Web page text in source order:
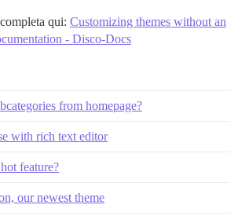
qui: Customizing themes without an
- Disco-Docs
from homepage?
with rich text editor
feature?
our newest theme